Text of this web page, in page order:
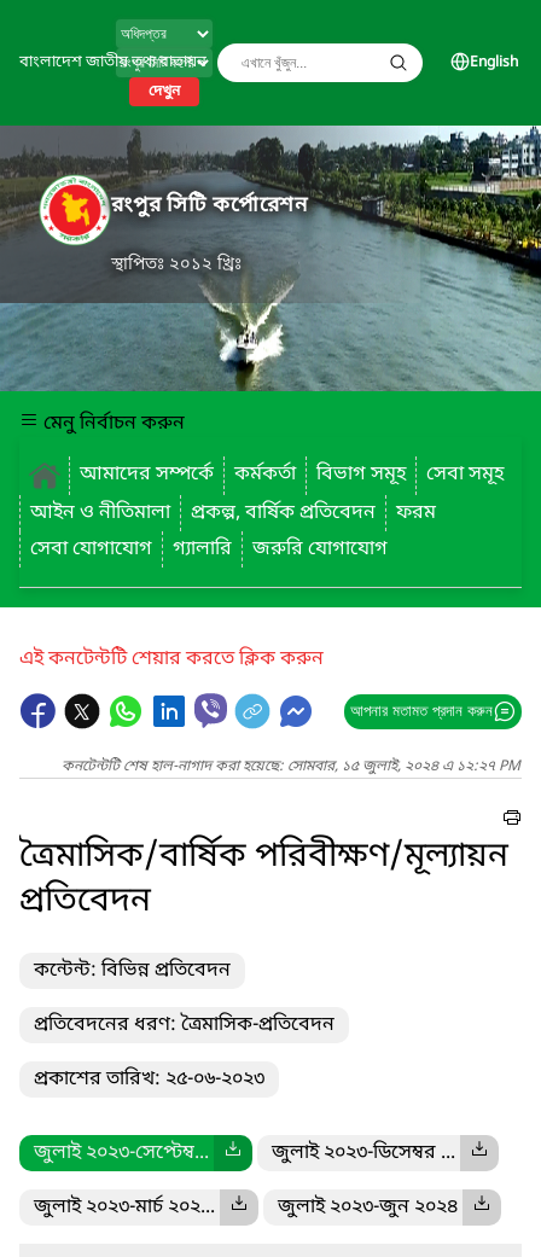
বাংলাদেশ জাতীয় তথ্য বাতায়ন
দেখুন
English
রংপুর সিটি কর্পোরেশন
স্থাপিতঃ ২০১২ খ্রিঃ
মেনু নির্বাচন করুন
আমাদের সম্পর্কে
কর্মকর্তা বিভাগ সমূহ
সেবা সমূহ
আইন ও নীতিমালা
প্রকল্প, বার্ষিক প্রতিবেদন
ফরম
সেবা যোগাযোগ
গ্যালারি জরুরি যোগাযোগ
এই কনটেন্টটি শেয়ার করতে ক্লিক করুন
আপনার মতামত প্রদান করুন
কনটেন্টটি শেষ হাল-নাগাদ করা হয়েছে: সোমবার, ১৫ জুলাই, ২০২৪ এ ১২:২৭ PM
ত্রৈমাসিক/বার্ষিক পরিবীক্ষণ/মূল্যায়ন
প্রতিবেদন
কন্টেন্ট: বিভিন্ন প্রতিবেদন
প্রতিবেদনের ধরণ: ত্রৈমাসিক-প্রতিবেদন
প্রকাশের তারিখ: ২৫-০৬-২০২৩
জুলাই ২০২৩-সেপ্টেম্ব... জুলাই ২০২৩-ডিসেম্বর ...
জুলাই ২০২৩-মার্চ ২০২... জুলাই ২০২৩-জুন ২০২৪